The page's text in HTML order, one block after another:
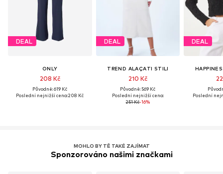
DEAL
ONLY
208 Kč
Původně: 619 Kč
Poslední nejnižší cena:208 Kč
DEAL
TREND ALAÇATI STILI
210 Kč
Původně: 569 Kč
Poslední nejnižší cena:
251 Kč-16%
DEAL
Poslední
MOHLO BY TĚ TAKÉ ZAJÍMAT
Sponzorováno našimi značkami